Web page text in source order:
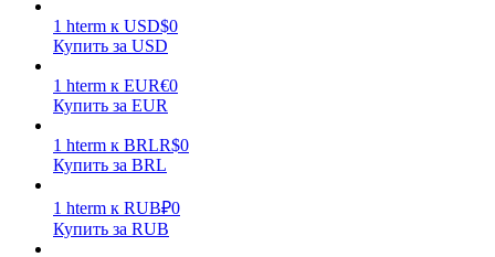
Заработок
1 hterm к USD$0
Купить за USD
1 hterm к EUR€0
Купить за EUR
1 hterm к BRLR$0
Купить за BRL
1 hterm к RUB₽0
Купить за RUB